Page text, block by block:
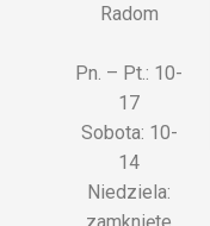
Radom
Pn. – Pt.: 10-
17
Sobota: 10-
14
Niedziela:
zamknięte